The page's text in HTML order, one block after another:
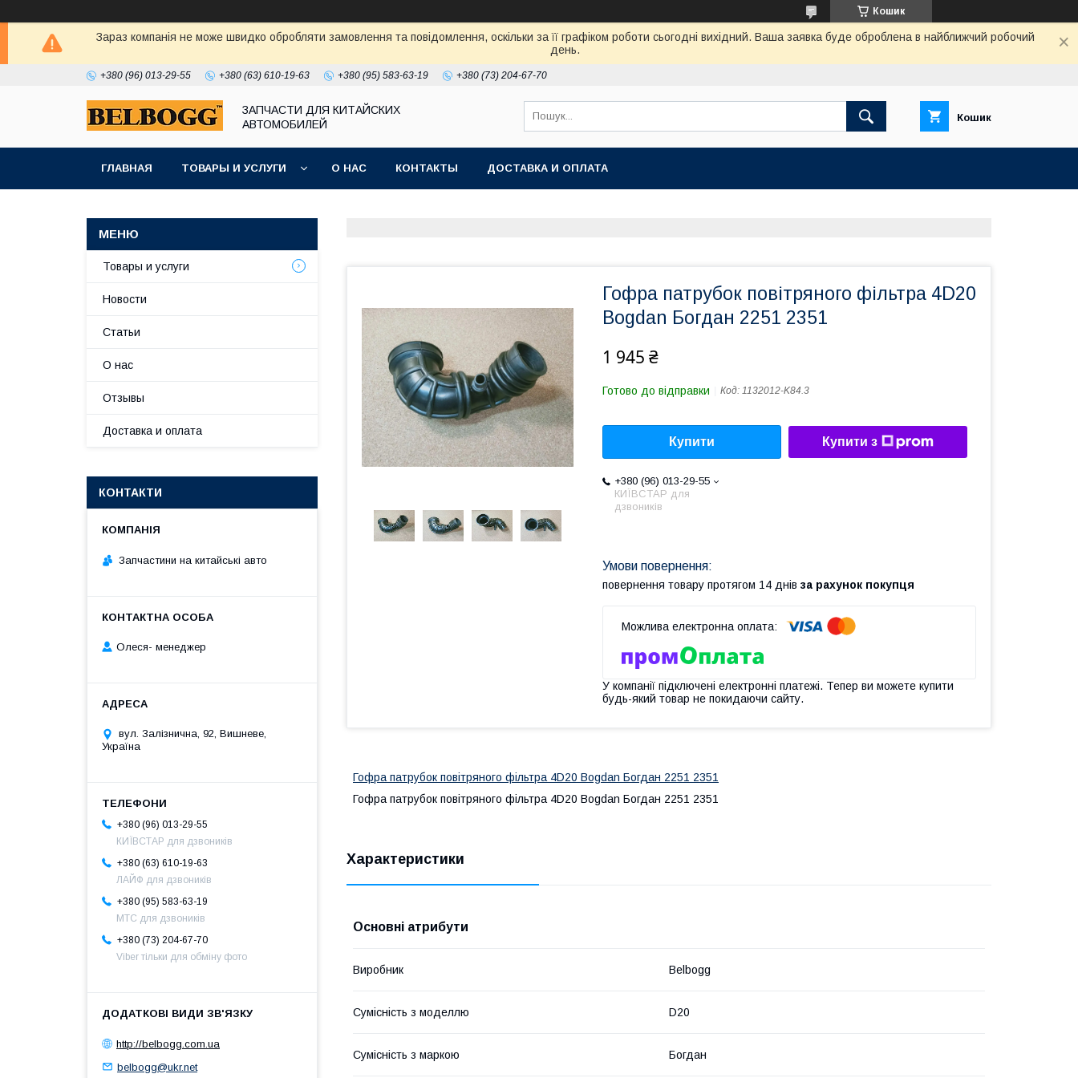
Кошик
Зараз компанія не може швидко обробляти замовлення та повідомлення, оскільки за її графіком роботи сьогодні вихідний. Ваша заявка буде оброблена в найближчий робочий
день.
+380 (96) 013-29-55 +380 (63) 610-19-63 +380 (95) 583-63-19 +380 (73) 204-67-70
ЗАПЧАСТИ ДЛЯ КИТАЙСКИХ
АВТОМОБИЛЕЙ
Кошик
ГЛАВНАЯ ТОВАРЫ И УСЛУГИ О НАС КОНТАКТЫ ДОСТАВКА И ОПЛАТА
Гофра патрубок повітряного фільтра 4D20
Bogdan Богдан 2251 2351
1 945 ₴
Готово до відправки Код: 1132012-K84.3
Купити Купити з
+380 (96) 013-29-55
КИЇВСТАР для
дзвоників
повернення товару протягом 14 днів за рахунок покупця
У компанії підключені електронні платежі. Тепер ви можете купити
будь-який товар не покидаючи сайту.
Гофра патрубок повітряного фільтра 4D20 Bogdan Богдан 2251 2351
Гофра патрубок повітряного фільтра 4D20 Bogdan Богдан 2251 2351
Характеристики
Основні атрибути
Виробник Belbogg
Сумісність з моделлю D20
Сумісність з маркою Богдан
Товары и услуги
Новости
Статьи
О нас
Отзывы
Доставка и оплата
КОНТАКТИ
Запчастини на китайські авто
Олеся- менеджер
вул. Залізнична, 92, Вишневе,
Україна
+380 (96) 013-29-55
КИЇВСТАР для дзвоників
+380 (63) 610-19-63
ЛАЙФ для дзвоників
+380 (95) 583-63-19
МТС для дзвоників
+380 (73) 204-67-70
Viber тільки для обміну фото
http://belbogg.com.ua
belbogg@ukr.net